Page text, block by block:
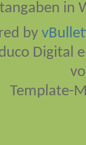
in
by
Digital
Template-